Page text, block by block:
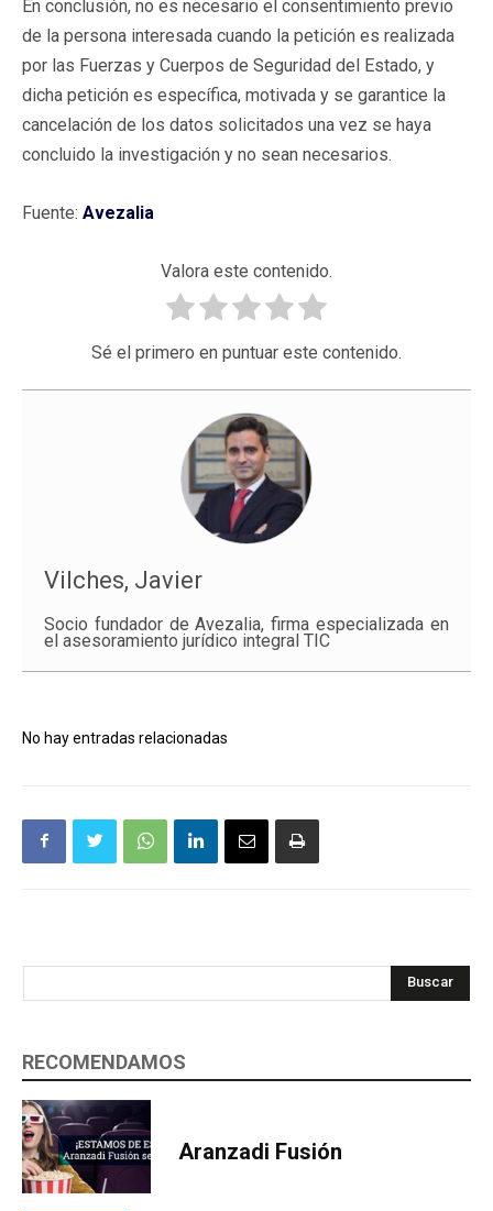
En conclusión, no es necesario el consentimiento previo
de la persona interesada cuando la petición es realizada
por las Fuerzas y Cuerpos de Seguridad del Estado, y
dicha petición es específica, motivada y se garantice la
cancelación de los datos solicitados una vez se haya
concluido la investigación y no sean necesarios.
Fuente: Avezalia
Valora este contenido.
Sé el primero en puntuar este contenido.
Vilches, Javier
Socio fundador de Avezalia, firma especializada en
el asesoramiento jurídico integral TIC
No hay entradas relacionadas
Buscar
RECOMENDAMOS
Aranzadi Fusión